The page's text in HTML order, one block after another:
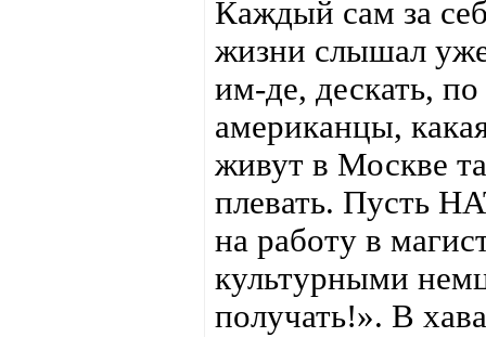
Каждый сам за
жизни слышал
им-де, дескать,
американцы,
живут в Москве
плевать. Пусть
на работу в
культурными
получать!». В